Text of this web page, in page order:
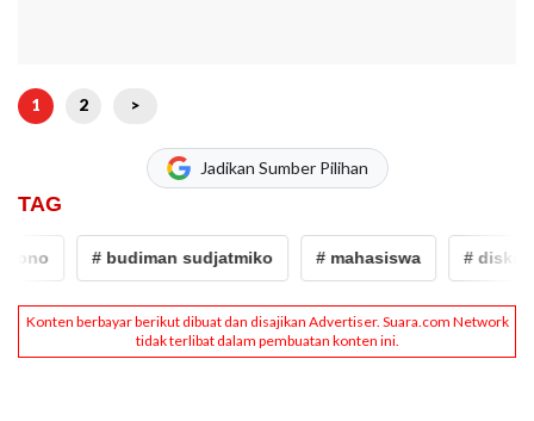
1 2 >
Jadikan Sumber Pilihan
TAG
# budiman sudjatmiko # mahasiswa # diskusi